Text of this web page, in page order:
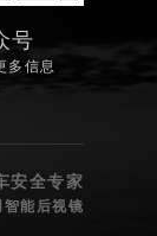
号
多信息
安全专家
能后视镜